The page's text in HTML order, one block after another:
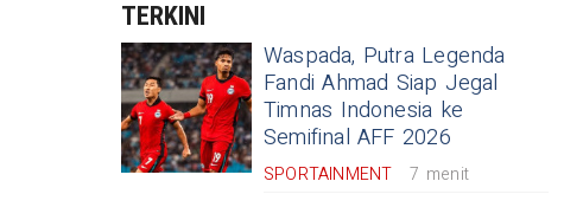
TERKINI
Waspada, Putra Legenda
Fandi Ahmad Siap Jegal
Timnas Indonesia ke
Semifinal AFF 2026
SPORTAINMENT 7 menit